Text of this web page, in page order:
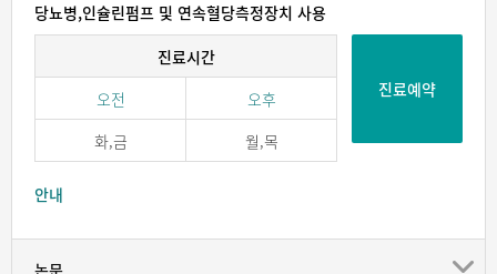
당뇨병,인슐린펌프 및 연속혈당측정장치 사용
진료시간
오전
오후
화,금
월,목
진료예약
안내
논문